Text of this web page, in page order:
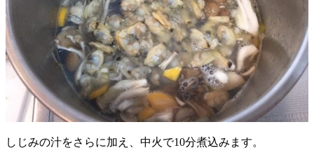
しじみの汁をさらに加え、中火で10分煮込みます。